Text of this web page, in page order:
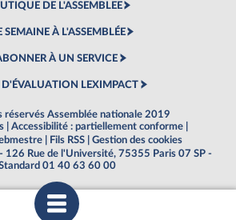
DE L'ASSEMBLEE
SEMAINE À L'ASSEMBLÉE
À UN SERVICE
LEXIMPACT
réservés Assemblée nationale 2019
Accessibilité : partiellement conforme
Fils RSS
Gestion des cookies
126 Rue de l'Université, 75355 Paris 07 SP -
01 40 63 60 00